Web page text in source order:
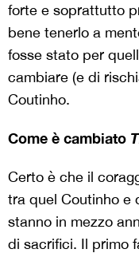
forte e soprattutto
bene tenerlo a
fosse stato per
cambiare (e di
Coutinho.
Come è cambiato
Certo è che il
tra quel Coutinho e
stanno in mezzo
di sacrifici. Il primo